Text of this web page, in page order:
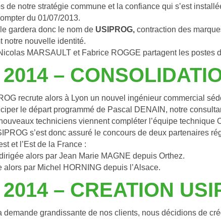
de notre stratégie commune et la confiance qui s’est
du 01/07/2013.
gardera donc le nom de USIPROG, contraction des
notre nouvelle identité.
MARSAULT et Fabrice ROGGE partagent les postes
2014 –
recrute alors à Lyon un nouvel ingénieur commercial
le départ programmé de Pascal DENAIN, notre
techniciens viennent compléter l’équipe technique
s’est donc assuré le concours de deux partenaires
et l’Est de la France :
alors par Jean Marie MAGNE depuis Orthez.
alors par Michel HORNING depuis l’Alsace.
2014 – CREATION
demande grandissante de nos clients, nous décidions de